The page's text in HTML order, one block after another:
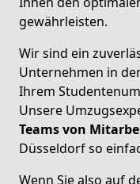
gewährleisten.
Wir sind ein
Unternehmen in
Ihrem
Unsere
Teams von
Düsseldorf so
Wenn Sie also auf